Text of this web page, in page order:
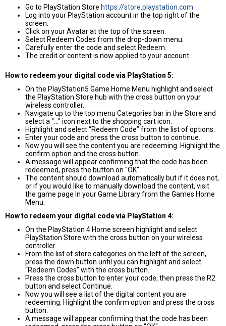
Go to PlayStation Store https://store.playstation.com
Log into your PlayStation account in the top right of the
screen.
Click on your Avatar at the top of the screen.
Select Redeem Codes from the drop-down menu.
Carefully enter the code and select Redeem.
The credit or content is now applied to your account.
How to redeem your digital code via PlayStation 5:
On the PlayStation5 Game Home Menu highlight and select
the PlayStation Store hub with the cross button on your
wireless controller.
Navigate up to the top menu Categories bar in the Store and
select a "..." icon next to the shopping cart icon.
Highlight and select “Redeem Code” from the list of options.
Enter your code and press the cross button to continue.
Now you will see the content you are redeeming. Highlight the
confirm option and the cross button.
A message will appear confirming that the code has been
redeemed, press the button on "OK".
The content should download automatically but if it does not,
or if you would like to manually download the content, visit
the game page In your Game Library from the Games Home
Menu.
How to redeem your digital code via PlayStation 4:
On the PlayStation 4 Home screen highlight and select
PlayStation Store with the cross button on your wireless
controller.
From the list of store categories on the left of the screen,
press the down button until you can highlight and select
“Redeem Codes” with the cross button.
Press the cross button to enter your code, then press the R2
button and select Continue.
Now you will see a list of the digital content you are
redeeming. Highlight the confirm option and press the cross
button.
A message will appear confirming that the code has been